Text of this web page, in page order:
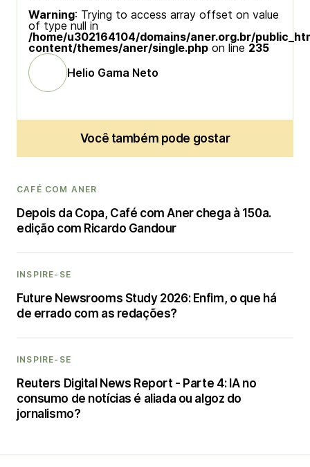
Warning: Trying to access array offset on value
of type null in
/home/u302164104/domains/aner.org.br/
content/themes/aner/single.php on line 235
Helio Gama Neto
Você também pode gostar
CAFÉ COM ANER
Depois da Copa, Café com Aner chega à 150a.
edição com Ricardo Gandour
INSPIRE-SE
Future Newsrooms Study 2026: Enfim, o que há
de errado com as redações?
INSPIRE-SE
Reuters Digital News Report - Parte 4: IA no
consumo de notícias é aliada ou algoz do
jornalismo?